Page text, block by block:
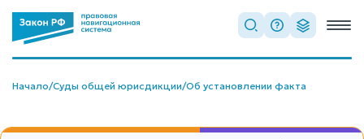
Начало/Суды общей юрисдикции/Об установлении факта